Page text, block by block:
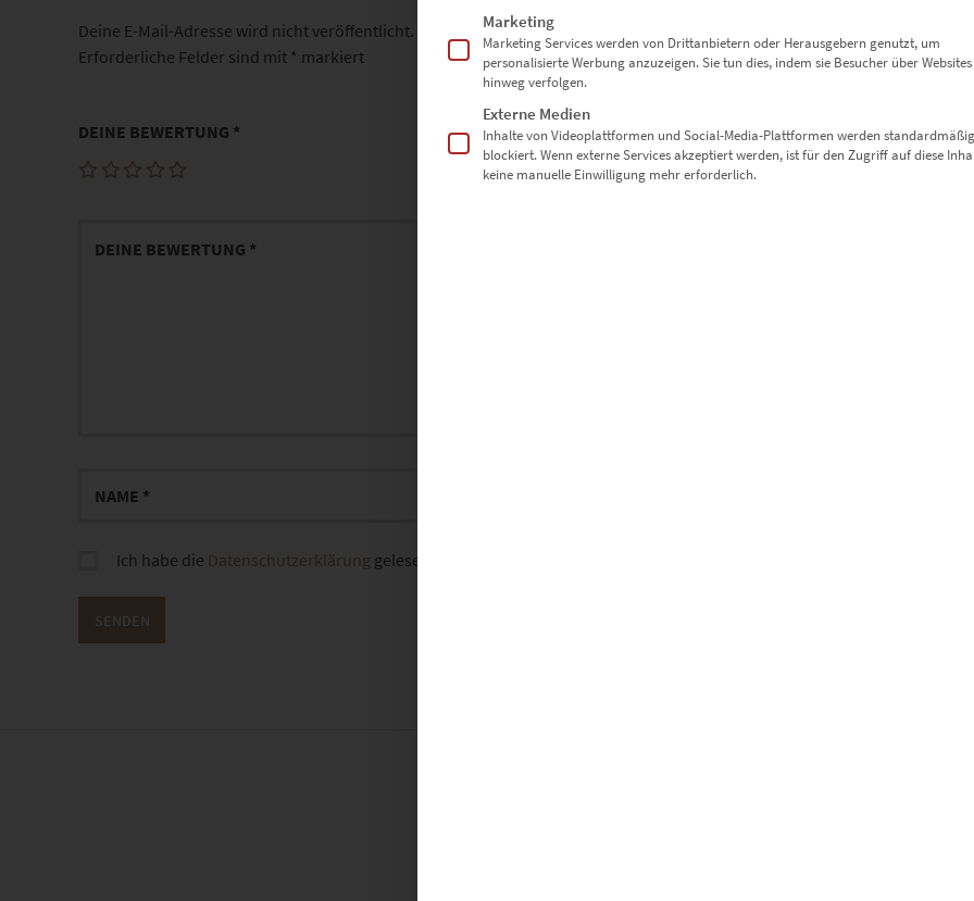
Deine E-Mail-Adresse wird nicht veröffentlicht.
Erforderliche Felder sind mit * markiert
DEINE BEWERTUNG *
Ich habe die Datenschutzerklärung gelesen und stimme ihr zu.
Marketing
Marketing Services werden von Drittanbietern oder Herausgebern genutzt, um
personalisierte Werbung anzuzeigen. Sie tun dies, indem sie Besucher über Websites
hinweg verfolgen.
Externe Medien
Inhalte von Videoplattformen und Social-Media-Plattformen werden standardmäßig
blockiert. Wenn externe Services akzeptiert werden, ist für den Zugriff auf diese
keine manuelle Einwilligung mehr erforderlich.